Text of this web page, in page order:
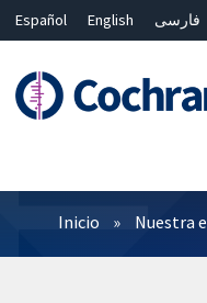
Español English فارسی
Filtros
Inicio Nuestra